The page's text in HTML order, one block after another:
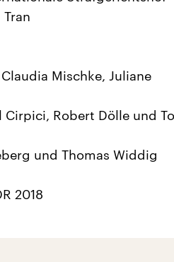
Mischke, Juliane
Cirpici, Robert Dölle und
und Thomas Widdig
2018